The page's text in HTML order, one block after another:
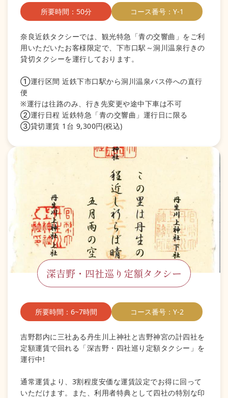
所要時間：50分 コース番号：Y-1
奈良近鉄タクシーでは、観光特急「青の交響曲」をご利
用いただいたお客様限定で、下市口駅～洞川温泉行きの
貸切タクシーを運行しております。
①運行区間 近鉄下市口駅から洞川温泉バス停への直行
便
※運行は往路のみ、行き先変更や途中下車は不可
②運行日程 近鉄特急「青の交響曲」運行日に限る
③貸切運賃 1台 9,300円(税込)
深吉野・四社巡り定額タクシー
所要時間：6~7時間 コース番号：Y-2
吉野郡内に三社ある丹生川上神社と吉野神宮の計四社を
定額運賃で回れる「深吉野・四社巡り定額タクシー」を
運行中!
通常運賃より、3割程度安価な運賃設定でお得に回って
いただけます。また、利用者特典として四社の特別な印